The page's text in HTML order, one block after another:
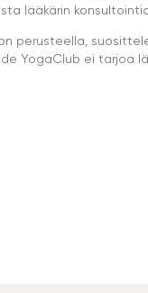
lääkärin
perusteella,
YogaClub ei tarjoa